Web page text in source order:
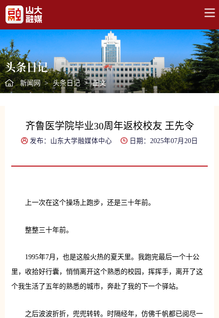
头条日记
新闻网 > 头条日记 > 正文
齐鲁医学院毕业30周年返校校友 王先令
发布：山东大学融媒体中心 日期：2025年07月20日
上一次在这个操场上跑步，还是三十年前。
整整三十年前。
1995年7月，也是这般火热的夏天里。我跑完最后一个十公
里，收拾好行囊，悄悄离开这个熟悉的校园，挥挥手，离开了这
个我生活了五年的熟悉的城市，奔赴了我的下一个驿站。
之后波波折折，兜兜转转。时隔经年，仿佛千帆都已阅尽一